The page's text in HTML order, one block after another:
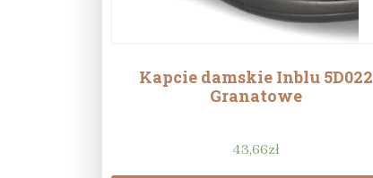
Kapcie damskie Inblu 5D022
Granatowe
43,66zł